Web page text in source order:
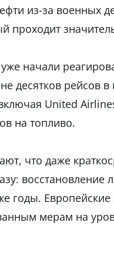
из-за военных
проходит
начали
десятков рейсов
United
на топливо.
что даже
восстановление
годы.
мерам на